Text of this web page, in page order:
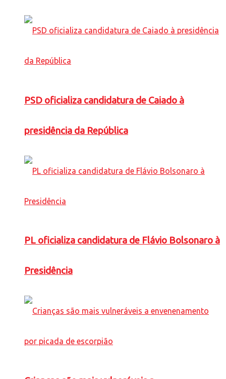
PSD oficializa candidatura de Caiado à
presidência da República
PL oficializa candidatura de Flávio Bolsonaro à
Presidência